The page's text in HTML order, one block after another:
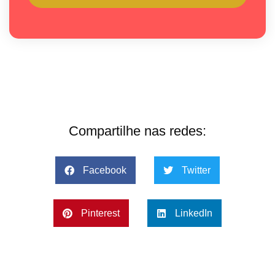
Compartilhe nas redes:
Facebook Twitter
Pinterest LinkedIn